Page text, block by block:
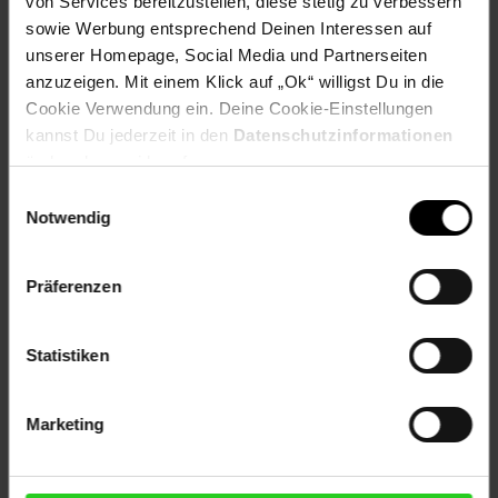
sowie Werbung entsprechend Deinen Interessen auf
unserer Homepage, Social Media und Partnerseiten
anzuzeigen. Mit einem Klick auf „Ok“ willigst Du in die
Cookie Verwendung ein. Deine Cookie-Einstellungen
kannst Du jederzeit in den Datenschutzinformationen
ändern bzw. widerrufen.
Notwendig
Präferenzen
Statistiken
Marketing
EAN: 4260405989089
Versandinformationen
Herstellerinformationen
Rezeptwelt NettoKOM Karriere